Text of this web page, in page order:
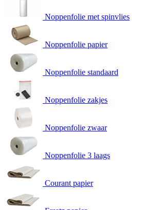
Noppenfolie met spinvlies
Noppenfolie papier
Noppenfolie standaard
Noppenfolie zakjes
Noppenfolie zwaar
Noppenfolie 3 laags
Courant papier